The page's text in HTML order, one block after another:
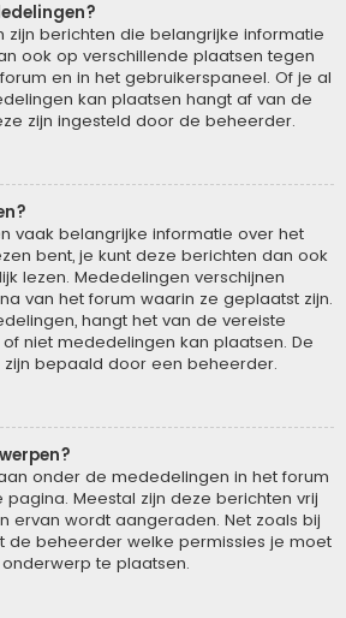
berichten die belangrijke informatie
ook op verschillende plaatsen tegen
en in het gebruikerspaneel. Of je al
kan plaatsen hangt af van de
zijn ingesteld door de beheerder.
vaak belangrijke informatie over het
bent, je kunt deze berichten dan ook
lezen. Mededelingen verschijnen
van het forum waarin ze geplaatst zijn.
hangt het van de vereiste
niet mededelingen kan plaatsen. De
bepaald door een beheerder.
onder de mededelingen in het forum
Meestal zijn deze berichten vrij
ervan wordt aangeraden. Net zoals bij
beheerder welke permissies je moet
te plaatsen.